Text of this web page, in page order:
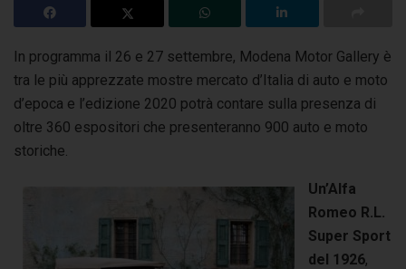
In programma il 26 e 27 settembre, Modena Motor Gallery è
tra le più apprezzate mostre mercato d’Italia di auto e moto
d’epoca e l’edizione 2020 potrà contare sulla presenza di
oltre 360 espositori che presenteranno 900 auto e moto
storiche.
Un’Alfa
Romeo R.L.
Super Sport
del 1926,